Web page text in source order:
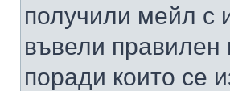
получили мейл с
въвели
поради които се